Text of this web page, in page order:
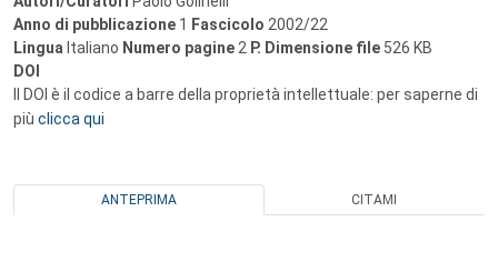
Anno di pubblicazione 1 Fascicolo 2002/22
Lingua Italiano Numero pagine 2 P. Dimensione file 526 KB
DOI
Il DOI è il codice a barre della proprietà intellettuale: per saperne di
più clicca qui
ANTEPRIMA CITAMI